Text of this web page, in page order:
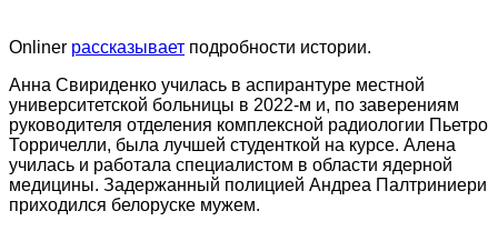
Onliner рассказывает подробности истории.
Анна Свириденко училась в аспирантуре местной
университетской больницы в 2022-м и, по заверениям
руководителя отделения комплексной радиологии Пьетро
Торричелли, была лучшей студенткой на курсе. Алена
училась и работала специалистом в области ядерной
медицины. Задержанный полицией Андреа Палтриниери
приходился белоруске мужем.